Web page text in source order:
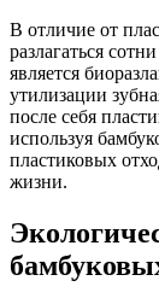
В отличие от
разлагаться
является
утилизации
после себя
используя
пластиковых
жизни.